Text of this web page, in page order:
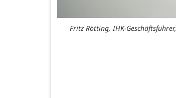
Fritz Rötting, IHK-